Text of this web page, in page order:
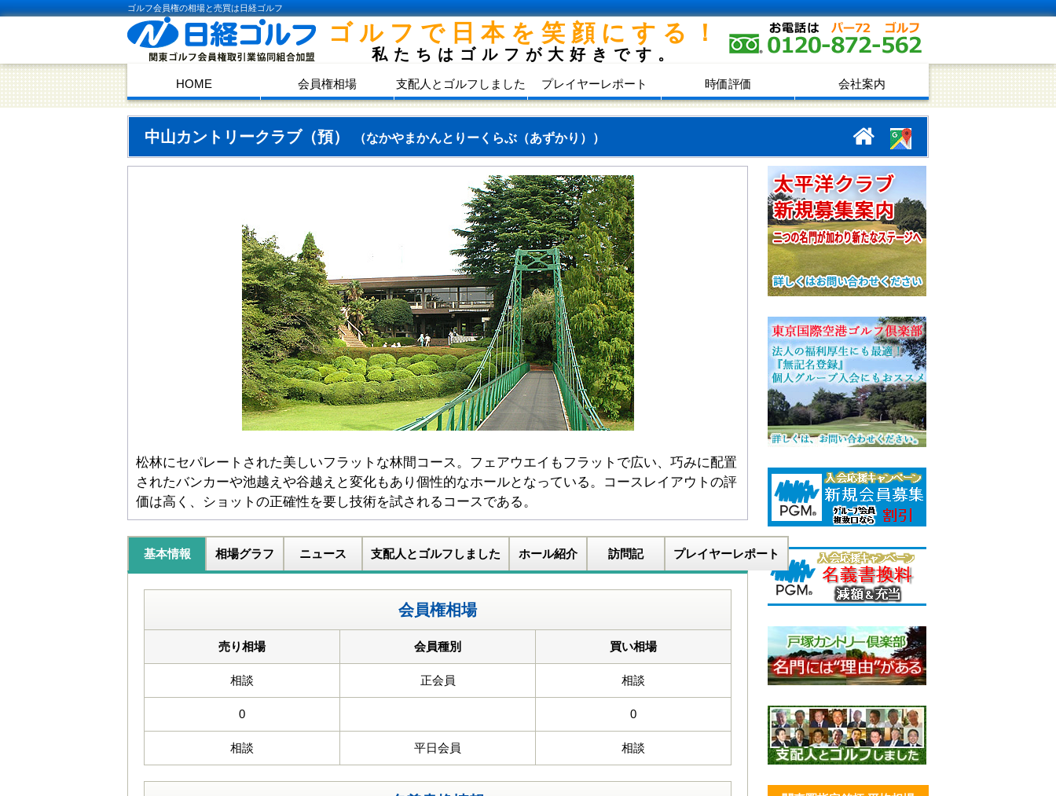
ゴルフ会員権の相場と売買は日経ゴルフ
ゴルフで日本を笑顔にする！
私たちはゴルフが大好きです。
HOME 会員権相場 支配人とゴルフしました プレイヤーレポート 時価評価 会社案内
中山カントリークラブ（預） （なかやまかんとりーくらぶ（あずかり））
松林にセパレートされた美しいフラットな林間コース。フェアウエイもフラットで広い、巧みに配置
されたバンカーや池越えや谷越えと変化もあり個性的なホールとなっている。コースレイアウトの評
価は高く、ショットの正確性を要し技術を試されるコースである。
基本情報 相場グラフ ニュース 支配人とゴルフしました ホール紹介 訪問記 プレイヤーレポート
会員権相場
売り相場 会員種別 買い相場
相談 正会員 相談
0 0
相談 平日会員 相談